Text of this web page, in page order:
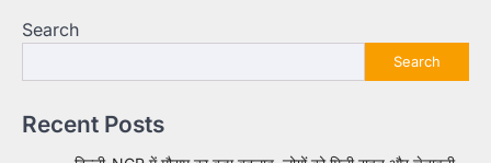
Search
Search
Recent Posts